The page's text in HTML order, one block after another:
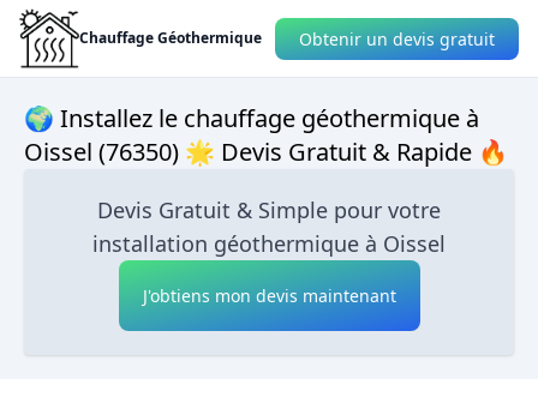
Chauffage Géothermique Obtenir un devis gratuit
🌍 Installez le chauffage géothermique à
Oissel (76350) 🌟 Devis Gratuit & Rapide 🔥
Devis Gratuit & Simple pour votre
installation géothermique à Oissel
J'obtiens mon devis maintenant